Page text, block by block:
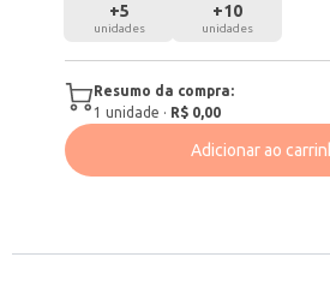
+5
unidades
+10
unidades
Resumo da compra:
1 unidade · R$ 0,00
Adicionar ao